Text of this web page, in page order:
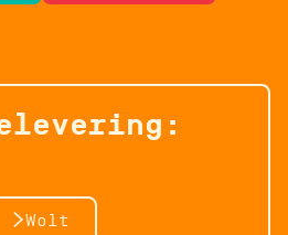
at spise. Vi har skabt
kan læne dig tilbage,
mærke stemningen af
kulturen i San
mad, friske råvarer
Wolt